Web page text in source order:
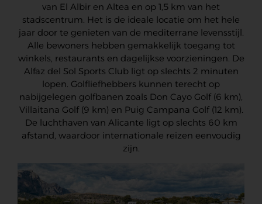
van El Albir en Altea en op 1,5 km van het
stadscentrum. Het is de ideale locatie om het hele
jaar door te genieten van de mediterrane levensstijl.
Alle bewoners hebben gemakkelijk toegang tot
winkels, restaurants en dagelijkse voorzieningen. De
Alfaz del Sol Sports Club ligt op slechts 2 minuten
lopen. Golfliefhebbers kunnen terecht op
nabijgelegen golfbanen zoals Don Cayo Golf (6 km),
Villaitana Golf (9 km) en Puig Campana Golf (12 km).
De luchthaven van Alicante ligt op slechts 60 km
afstand, waardoor internationale reizen eenvoudig
zijn.